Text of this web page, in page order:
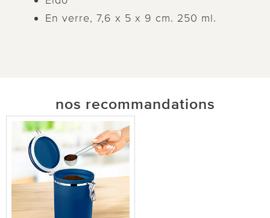
En verre, 7,6 x 5 x 9 cm. 250 ml.
nos recommandations